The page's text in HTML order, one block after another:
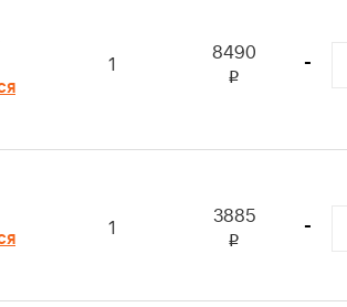
1 8490
i
-
1 3885
i
-